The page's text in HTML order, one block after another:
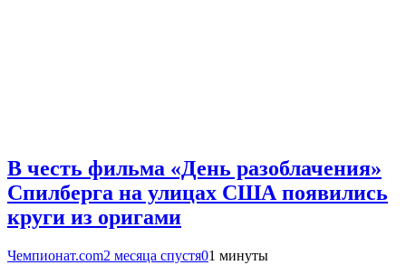
В честь фильма «День разоблачения»
Спилберга на улицах США появились
круги из оригами
Чемпионат.com2 месяца спустя01 минуты